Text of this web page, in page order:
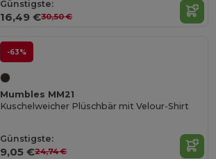
Günstigste:
16,49 €30,50 €
-63%
Mumbles MM21
Kuschelweicher Plüschbär mit Velour-Shirt
Günstigste:
9,05 €24,74 €